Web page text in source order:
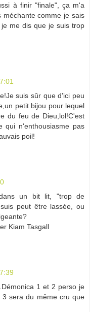
à finir "finale", ça m'a
comme je sais
me dis que je suis trop
suis sûr que d'ici peu
petit bijou pour lequel
du feu de Dieu,lol!C'est
n'enthousiasme pas
poil!
un bit lit, "trop de
peut être lassée, ou
Kiam Tasgall
1 et 2 perso je
3 sera du même cru que